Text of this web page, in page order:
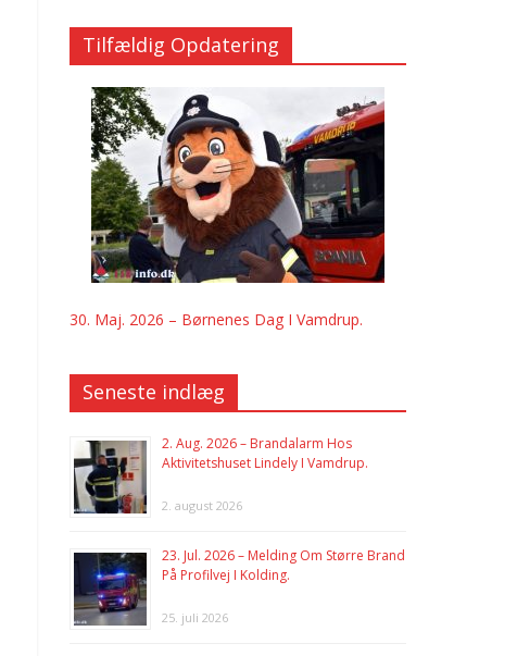
Tilfældig Opdatering
30. Maj. 2026 – Børnenes Dag I Vamdrup.
Seneste indlæg
2. Aug. 2026 – Brandalarm Hos
Aktivitetshuset Lindely I Vamdrup.
2. august 2026
23. Jul. 2026 – Melding Om Større Brand
På Profilvej I Kolding.
25. juli 2026